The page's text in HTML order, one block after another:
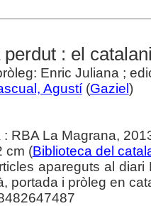
perdut : el
Enric Juliana ;
Agustí(Gaziel )
: RBA La Magrana,
cm (Biblioteca del
apareguts al
portada i pròleg en